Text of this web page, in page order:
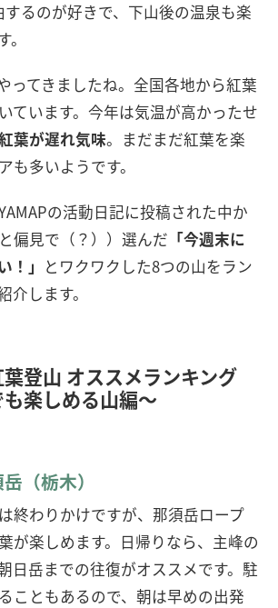
するのが好きで、下山後の温泉も楽
ってきましたね。全国各地から紅葉
ています。今年は気温が高かったせ
葉が遅れ気味。まだまだ紅葉を楽
も多いようです。
の活動日記に投稿された中か
偏見で（？））選んだ 「今週末に
！」 とワクワクした8つの山をラン
介します。
登山 オススメランキング
楽しめる山編〜
（栃木）
終わりかけですが、那須岳ロープ
が楽しめます。日帰りなら、主峰の
日岳までの往復がオススメです。駐
こともあるので、朝は早めの出発